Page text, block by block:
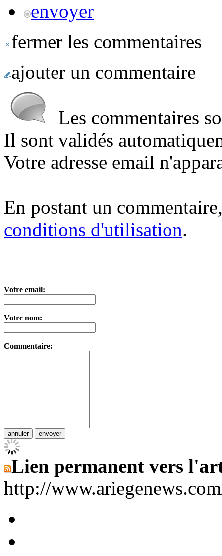
envoyer
fermer les commentaires
ajouter un commentaire
Les commentaires
Il sont validés
Votre adresse email
En postant un
conditions d'utilisation.
Votre email:
Votre nom:
Commentaire:
Lien permanent vers
http://